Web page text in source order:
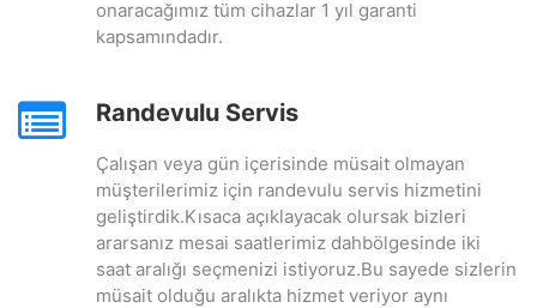
onaracağımız tüm cihazlar 1 yıl garanti
kapsamındadır.
Randevulu Servis
Çalışan veya gün içerisinde müsait olmayan
müşterilerimiz için randevulu servis hizmetini
geliştirdik.Kısaca açıklayacak olursak bizleri
ararsanız mesai saatlerimiz dahbölgesinde iki
saat aralığı seçmenizi istiyoruz.Bu sayede sizlerin
müsait olduğu aralıkta hizmet veriyor aynı